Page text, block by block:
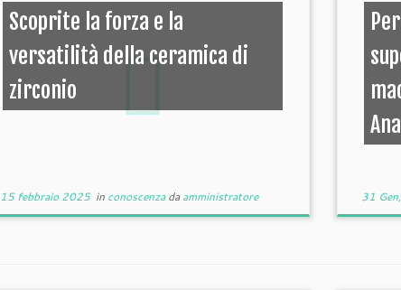
Scoprite la forza e la
versatilità della ceramica di
zirconio
15 febbraio 2025in conoscenzadaamministratore 31